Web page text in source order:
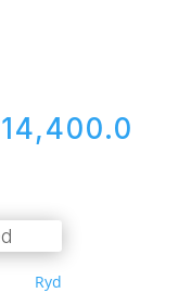
14,400.0
Ryd